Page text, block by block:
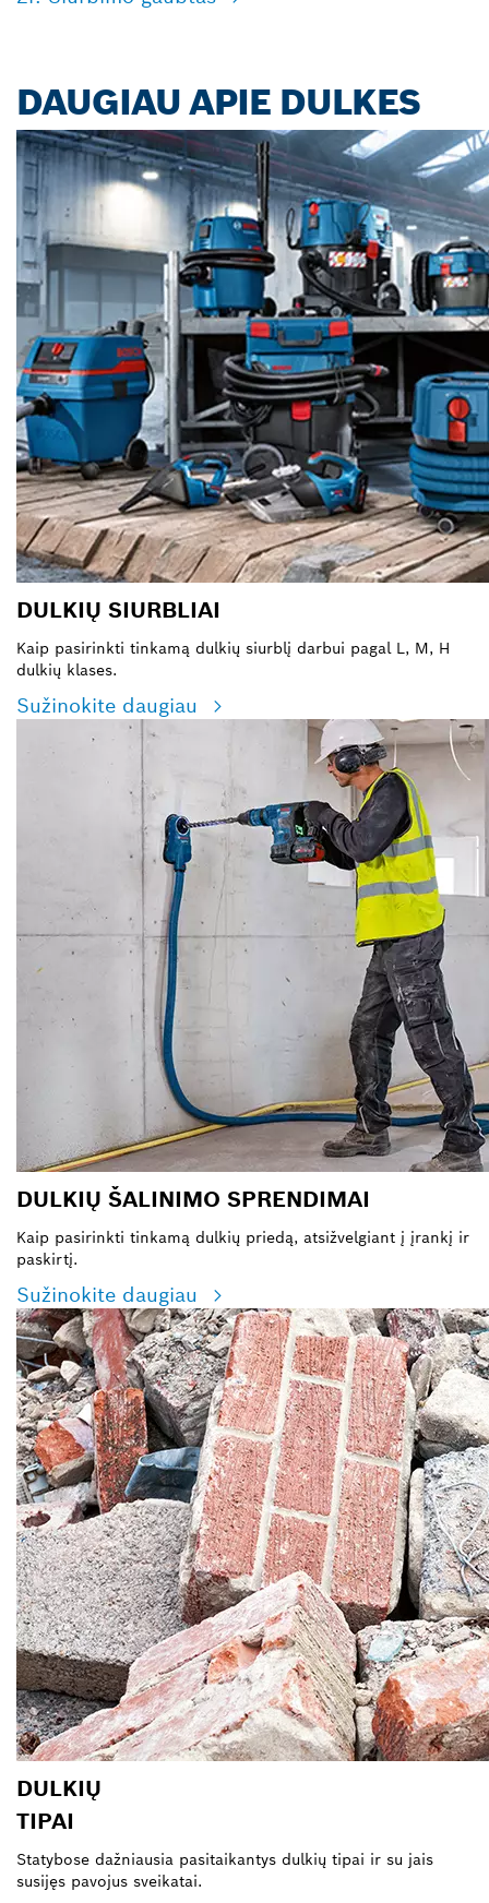
DAUGIAU APIE DULKES
DULKIŲ SIURBLIAI
Kaip pasirinkti tinkamą dulkių siurblį darbui pagal L, M, H
dulkių klases.
Sužinokite daugiau
DULKIŲ ŠALINIMO SPRENDIMAI
Kaip pasirinkti tinkamą dulkių priedą, atsižvelgiant į įrankį ir
paskirtį.
Sužinokite daugiau
DULKIŲ
TIPAI
Statybose dažniausia pasitaikantys dulkių tipai ir su jais
susijęs pavojus sveikatai.